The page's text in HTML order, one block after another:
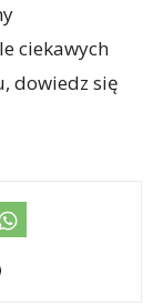
ciekawych
dowiedz się